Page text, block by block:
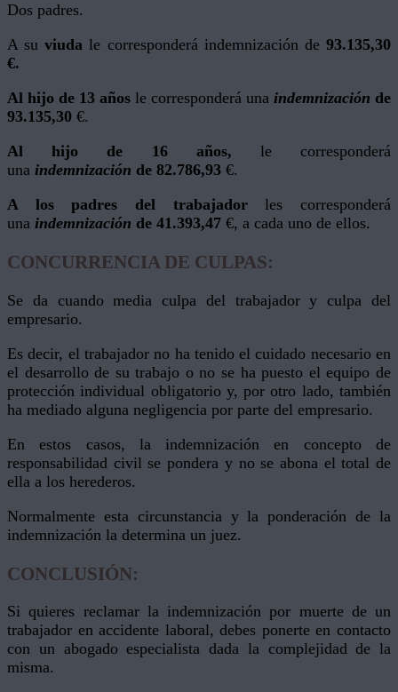
Dos padres.
A suviuda le corresponderá indemnización de93.135,30
€.
Al hijo de 13 años le corresponderá una indemnización de
93.135,30 €.
Al hijo de 16 años, le corresponderá
una indemnización de 82.786,93 €.
A los padres del trabajadorles corresponderá
una indemnización de 41.393,47 €, a cada uno de ellos.
CONCURRENCIA DE CULPAS:
Se da cuando media culpa del trabajador y culpa del
empresario.
Es decir, el trabajador no ha tenido el cuidado necesario en
el desarrollo de su trabajo o no se ha puesto el equipo de
protección individual obligatorio y, por otro lado, también
ha mediado alguna negligencia por parte del empresario.
En estos casos, la indemnización en concepto de
responsabilidad civil se pondera y no se abona el total de
ella a los herederos.
Normalmente esta circunstancia y la ponderación de la
indemnización la determina un juez.
CONCLUSIÓN:
Si quieres reclamar la indemnización por muerte de un
trabajador en accidente laboral, debes ponerte en contacto
con un abogado especialista dada la complejidad de la
misma.